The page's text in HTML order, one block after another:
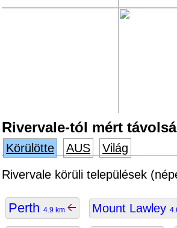
Rivervale-tól mért
Körülötte AUS
Világ
Rivervale körüli települések
Perth 4.9 km Mount Lawley